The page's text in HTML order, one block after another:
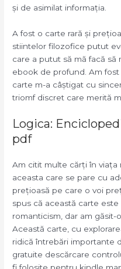
și de asimilat informația.
A fost o carte rară și
stiintelor filozofice putut
care a putut să mă facă
ebook de profund. Am
carte m-a câștigat cu
triomf discret care merită
Logica:
pdf
Am citit multe cărți în viața
aceasta care se pare cu
prețioasă pe care o voi
spus că această carte
romanticism, dar am găsit-
Această carte, cu
ridică întrebări importante
gratuite descărcare